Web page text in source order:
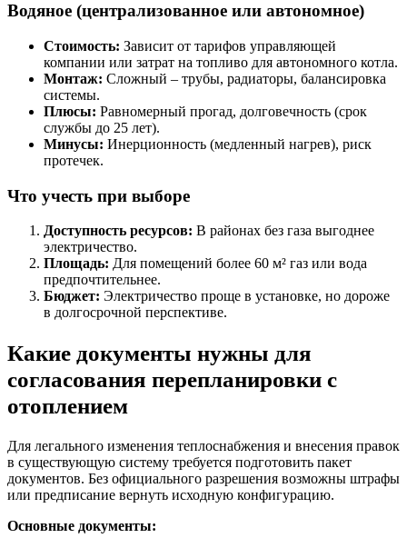
Водяное (централизованное или автономное)
Стоимость: Зависит от тарифов управляющей
компании или затрат на топливо для автономного котла.
Монтаж: Сложный – трубы, радиаторы, балансировка
системы.
Плюсы: Равномерный прогад, долговечность (срок
службы до 25 лет).
Минусы: Инерционность (медленный нагрев), риск
протечек.
Что учесть при выборе
Доступность ресурсов: В районах без газа выгоднее
электричество.
Площадь: Для помещений более 60 м² газ или вода
предпочтительнее.
Бюджет: Электричество проще в установке, но дороже
в долгосрочной перспективе.
Какие документы нужны для
согласования перепланировки с
отоплением
Для легального изменения теплоснабжения и внесения правок
в существующую систему требуется подготовить пакет
документов. Без официального разрешения возможны штрафы
или предписание вернуть исходную конфигурацию.
Основные документы: